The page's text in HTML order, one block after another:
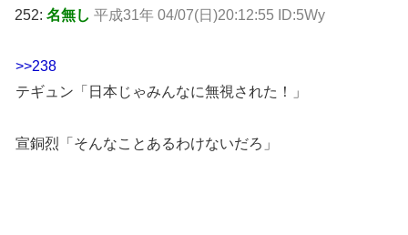
252: 名無し 平成31年 04/07(日)20:12:55 ID:5Wy
>>238
テギュン「日本じゃみんなに無視された！」
宣銅烈「そんなことあるわけないだろ」